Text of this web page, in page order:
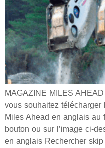
MAGAZINE MILES
vous souhaitez
Miles Ahead en anglais au
bouton ou sur l’image ci-
en anglais Rechercher